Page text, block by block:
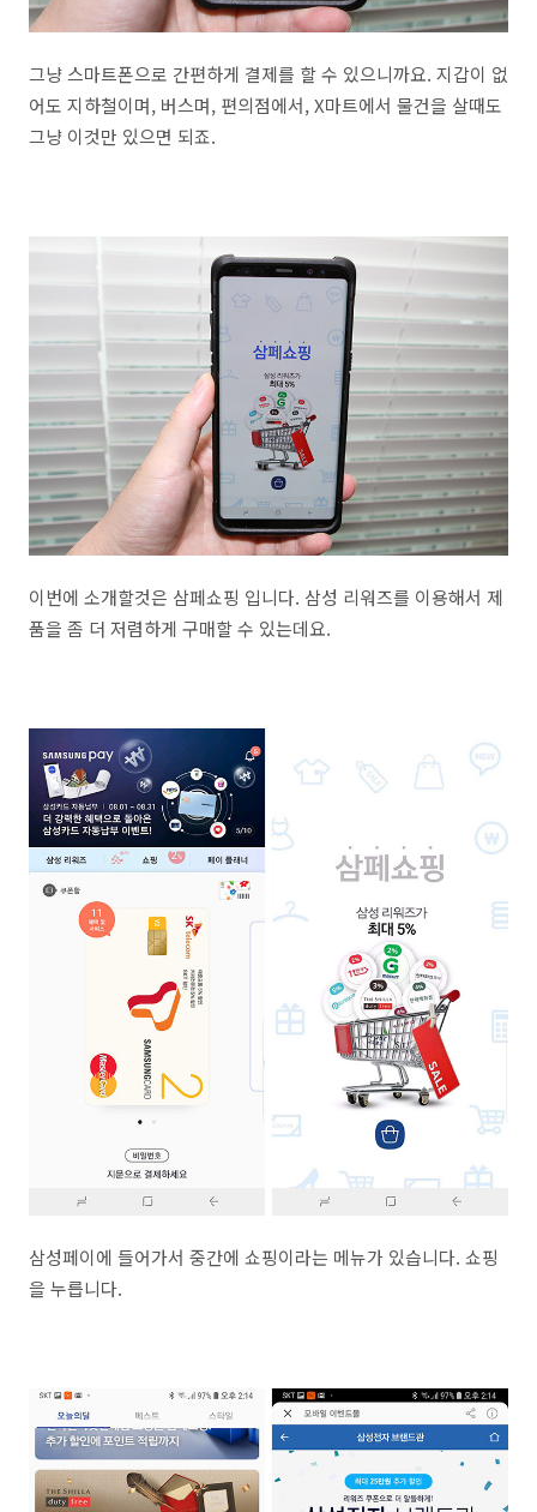
그냥 스마트폰으로 간편하게 결제를 할 수 있으니까요. 지갑이 없
어도 지하철이며, 버스며, 편의점에서, X마트에서 물건을 살때도
그냥 이것만 있으면 되죠.
이번에 소개할것은 삼페쇼핑 입니다. 삼성 리워즈를 이용해서 제
품을 좀 더 저렴하게 구매할 수 있는데요.
삼성페이에 들어가서 중간에 쇼핑이라는 메뉴가 있습니다. 쇼핑
을 누릅니다.